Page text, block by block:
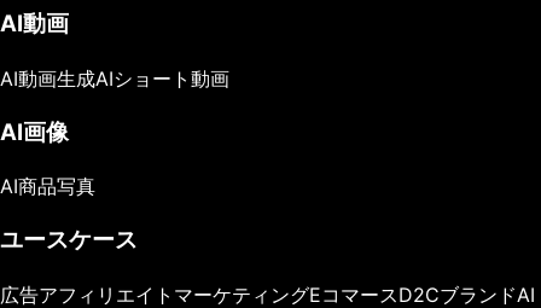
AI動画
AI動画生成AIショート動画
AI画像
AI商品写真
ユースケース
広告アフィリエイトマーケティングEコマースD2CブランドAI